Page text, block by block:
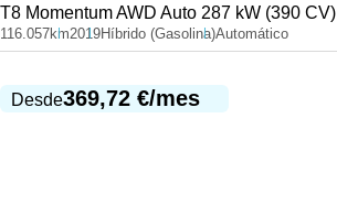
T8 Momentum AWD Auto 287 kW (390 CV)
116.057km2019Híbrido (Gasolina)Automático
Desde369,72 €/mes